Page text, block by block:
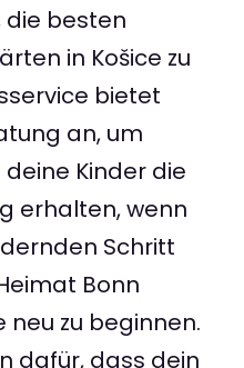
besten
in Košice zu
bietet
an, um
Kinder die
erhalten, wenn
Schritt
Bonn
neu zu beginnen.
dafür, dass dein